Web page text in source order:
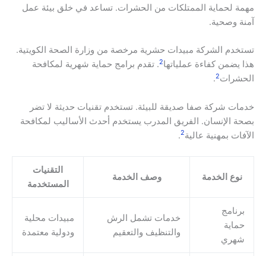
مهمة لحماية الممتلكات من الحشرات. تساعد في خلق بيئة عمل
آمنة وصحية.
تستخدم الشركة مبيدات حشرية مرخصة من وزارة الصحة الكويتية.
هذا يضمن كفاءة عملياتها2. تقدم برامج حماية شهرية لمكافحة
الحشرات2
.
خدمات شركة صفا صديقة للبيئة. تستخدم تقنيات حديثة لا تضر
بصحة الإنسان. الفريق المدرب يستخدم أحدث الأساليب لمكافحة
الآفات بمهنية عالية2
.
نوع الخدمة وصف الخدمة
التقنيات
المستخدمة
برنامج
حماية
شهري
خدمات تشمل الرش
والتنظيف والتعقيم
مبيدات محلية
ودولية معتمدة